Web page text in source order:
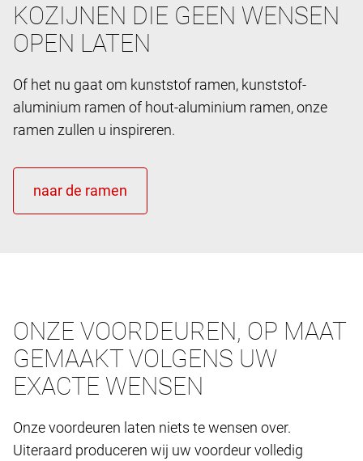
KOZIJNEN DIE GEEN WENSEN
OPEN LATEN
Of het nu gaat om kunststof ramen, kunststof-
aluminium ramen of hout-aluminium ramen, onze
ramen zullen u inspireren.
ONZE VOORDEUREN, OP MAAT
GEMAAKT VOLGENS UW
EXACTE WENSEN
Onze voordeuren laten niets te wensen over.
Uiteraard produceren wij uw voordeur volledig